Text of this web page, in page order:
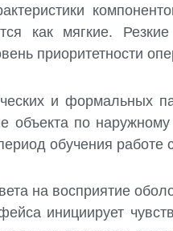
как мягкие.
приоритетности
и формальных
объекта по
обучения работе
на восприятие
инициирует